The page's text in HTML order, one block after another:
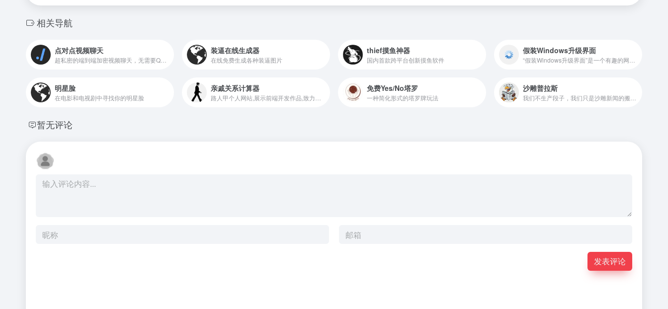
相关导航
点对点视频聊天 装逼在线生成器
在线免费生成各种装逼图片
thief摸鱼神器
国内首款跨平台创新摸鱼软件
假装Windows升级界面
明星脸
在电影和电视剧中寻找你的明星脸
亲戚关系计算器 免费Yes/No塔罗
一种简化形式的塔罗牌玩法
沙雕普拉斯
暂无评论
发表评论